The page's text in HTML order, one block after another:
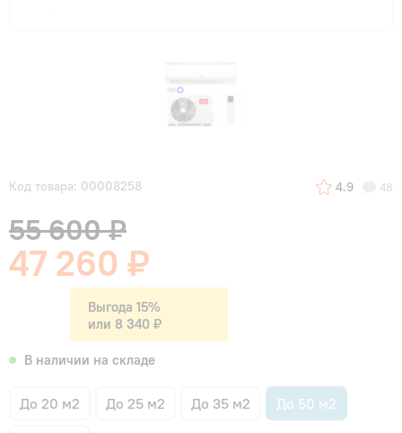
Код товара: 00008258 4.9 48
55 600 ₽
47 260 ₽
Выгода 15%
или 8 340 ₽
В наличии на складе
До 20 м2 До 25 м2 До 35 м2 До 50 м2